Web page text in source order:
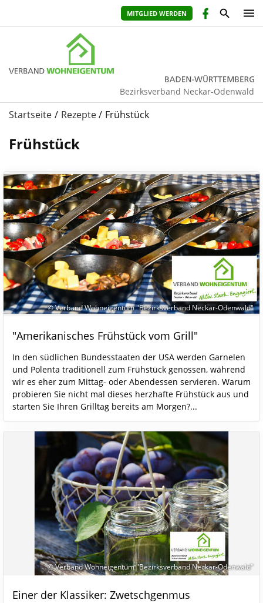
MITGLIED WERDEN
Bezirksverband Neckar-Odenwald
Startseite Rezepte Frühstück
Frühstück
© Verband Wohneigentum "Bezirksverband Neckar-Odenwald"
"Amerikanisches Frühstück vom Grill"
In den südlichen Bundesstaaten der USA werden Garnelen
und Polenta traditionell zum Frühstück genossen, während
wir es eher zum Mittag- oder Abendessen servieren. Warum
probieren Sie nicht mal dieses herzhafte Frühstück aus und
starten Sie Ihren Grilltag bereits am Morgen?...
© Verband Wohneigentum "Bezirksverband Neckar-Odenwald"
Einer der Klassiker: Zwetschgenmus